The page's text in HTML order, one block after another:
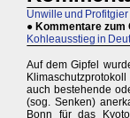
Unwille und Profitgier
● Kommentare zum
Kohleausstieg in
Auf dem Gipfel
auch bestehende
(sog. Senken)
Bonn für das